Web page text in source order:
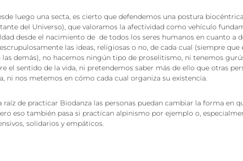
luego una secta, es cierto que defendemos una postura
del Universo), que valoramos la afectividad como vehículo
desde el nacimiento de de todos los seres humanos en cuanto a
las ideas, religiosas o no, de cada cual (siempre que
las demás), no hacemos ningún tipo de proselitismo, ni tenemos
el sentido de la vida, ni pretendemos saber más de ello que otras
ni nos metemos en cómo cada cual organiza su existencia.
raíz de practicar Biodanza las personas puedan cambiar la forma en
eso también pasa si practican alpinismo por ejemplo o,
solidarios y empáticos.